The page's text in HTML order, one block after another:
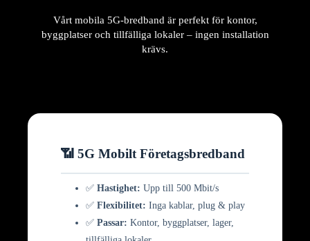
Vårt mobila 5G-bredband är perfekt för kontor,
byggplatser och tillfälliga lokaler – ingen installation
krävs.
📶 5G Mobilt Företagsbredband
✅ Hastighet: Upp till 500 Mbit/s
✅ Flexibilitet: Inga kablar, plug & play
✅ Passar: Kontor, byggplatser, lager,